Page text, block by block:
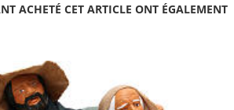
ACHETÉ CET ARTICLE ONT ÉGALEMENT